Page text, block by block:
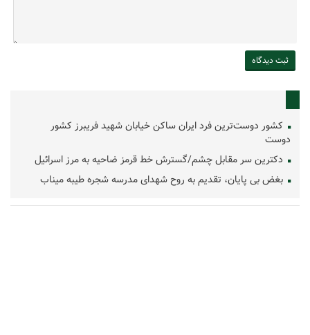
کشور دوست‌ترین فرد ایران ساکن خیابان شهید فریبرز کشور
دوست
دکترین سر مقابل چشم/گسترش خط قرمز ضاحیه به مرز اسرائیل
بغض بی پایان، تقدیم به روح شهدای مدرسه شجره طیبه میناب